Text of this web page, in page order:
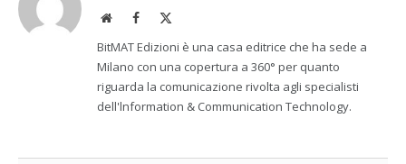
WebsiteFacebook
BitMAT Edizioni è una casa editrice che ha sede a
Milano con una copertura a 360° per quanto
riguarda la comunicazione rivolta agli specialisti
dell'lnformation & Communication Technology.